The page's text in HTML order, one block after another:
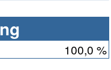
100,0 %